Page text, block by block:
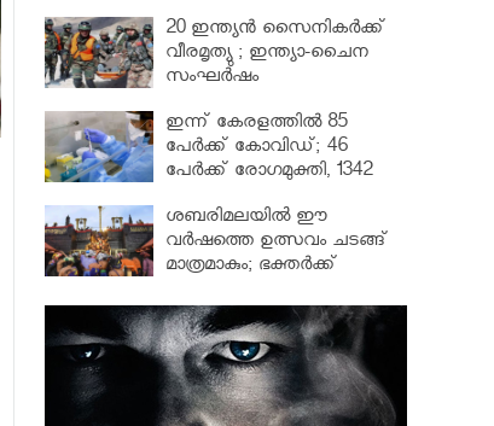
20 ഇന്ത്യൻ സൈനികർക്ക്
വീരമൃത്യു ; ഇന്ത്യാ-ചൈന
സംഘർഷം
ഇന്ന് കേരളത്തിൽ 85
പേർക്ക് കോവിഡ്; 46
പേർക്ക് രോഗമുക്തി, 1342
ശബരിമലയില്‍ ഈ
വർഷത്തെ ഉത്സവം ചടങ്ങ്
മാത്രമാകും; ഭക്തർക്ക്